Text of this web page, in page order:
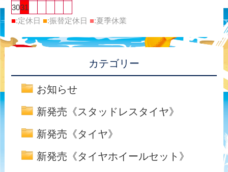
3031
■:定休日 ■:振替定休日 ■:夏季休業
カテゴリー
お知らせ
新発売《スタッドレスタイヤ》
新発売《タイヤ》
新発売《タイヤホイールセット》